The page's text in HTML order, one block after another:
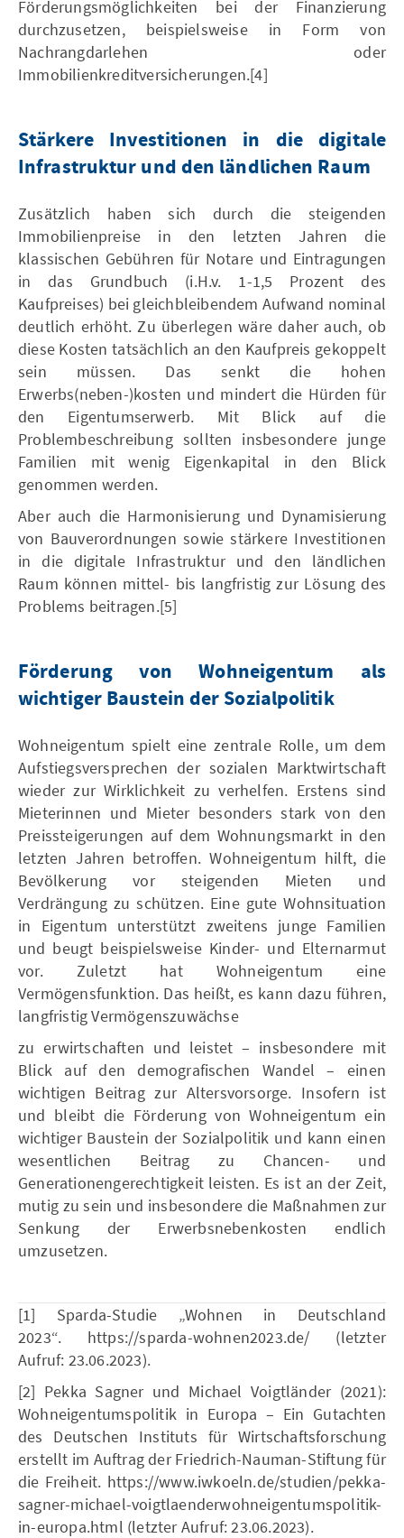
Förderungsmöglichkeiten bei der Finanzierung
durchzusetzen, beispielsweise in Form von
Nachrangdarlehen oder
Immobilienkreditversicherungen.[4]
Stärkere Investitionen in die digitale
Infrastruktur und den ländlichen Raum
Zusätzlich haben sich durch die steigenden
Immobilienpreise in den letzten Jahren die
klassischen Gebühren für Notare und Eintragungen
in das Grundbuch (i.H.v. 1-1,5 Prozent des
Kaufpreises) bei gleichbleibendem Aufwand nominal
deutlich erhöht. Zu überlegen wäre daher auch, ob
diese Kosten tatsächlich an den Kaufpreis gekoppelt
sein müssen. Das senkt die hohen
Erwerbs(neben-)kosten und mindert die Hürden für
den Eigentumserwerb. Mit Blick auf die
Problembeschreibung sollten insbesondere junge
Familien mit wenig Eigenkapital in den Blick
genommen werden.
Aber auch die Harmonisierung und Dynamisierung
von Bauverordnungen sowie stärkere Investitionen
in die digitale Infrastruktur und den ländlichen
Raum können mittel- bis langfristig zur Lösung des
Problems beitragen.[5]
Förderung von Wohneigentum als
wichtiger Baustein der Sozialpolitik
Wohneigentum spielt eine zentrale Rolle, um dem
Aufstiegsversprechen der sozialen Marktwirtschaft
wieder zur Wirklichkeit zu verhelfen. Erstens sind
Mieterinnen und Mieter besonders stark von den
Preissteigerungen auf dem Wohnungsmarkt in den
letzten Jahren betroffen. Wohneigentum hilft, die
Bevölkerung vor steigenden Mieten und
Verdrängung zu schützen. Eine gute Wohnsituation
in Eigentum unterstützt zweitens junge Familien
und beugt beispielsweise Kinder- und Elternarmut
vor. Zuletzt hat Wohneigentum eine
Vermögensfunktion. Das heißt, es kann dazu führen,
langfristig Vermögenszuwächse
zu erwirtschaften und leistet – insbesondere mit
Blick auf den demografischen Wandel – einen
wichtigen Beitrag zur Altersvorsorge. Insofern ist
und bleibt die Förderung von Wohneigentum ein
wichtiger Baustein der Sozialpolitik und kann einen
wesentlichen Beitrag zu Chancen- und
Generationengerechtigkeit leisten. Es ist an der Zeit,
mutig zu sein und insbesondere die Maßnahmen zur
Senkung der Erwerbsnebenkosten endlich
umzusetzen.
[1] Sparda-Studie „Wohnen in Deutschland
2023“. https://sparda-wohnen2023.de/ (letzter
Aufruf: 23.06.2023).
[2] Pekka Sagner und Michael Voigtländer (2021):
Wohneigentumspolitik in Europa – Ein Gutachten
des Deutschen Instituts für Wirtschaftsforschung
erstellt im Auftrag der Friedrich-Nauman-Stiftung für
die Freiheit. https://www.iwkoeln.de/studien/pekka-
sagner-michael-voigtlaenderwohneigentumspolitik-
in-europa.html (letzter Aufruf: 23.06.2023).